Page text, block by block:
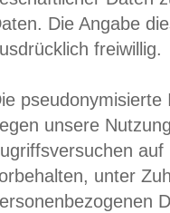
Die Angabe
freiwillig.
unsere
unter